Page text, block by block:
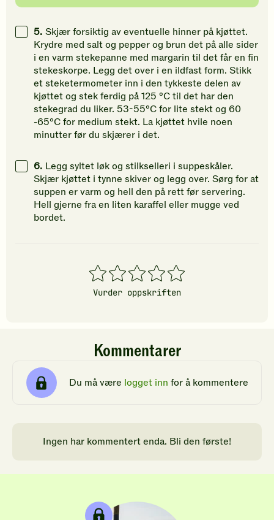
5. Skjær forsiktig av eventuelle hinner på kjøttet.
Krydre med salt og pepper og brun det på alle sider
i en varm stekepanne med margarin til det får en fin
stekeskorpe. Legg det over i en ildfast form. Stikk
et steketermometer inn i den tykkeste delen av
kjøttet og stek ferdig på 125 °C til det har den
stekegrad du liker. 53-55°C for lite stekt og 60
-65°C for medium stekt. La kjøttet hvile noen
minutter før du skjærer i det.
6. Legg syltet løk og stilkselleri i suppeskåler.
Skjær kjøttet i tynne skiver og legg over. Sørg for at
suppen er varm og hell den på rett før servering.
Hell gjerne fra en liten karaffel eller mugge ved
bordet.
1
stjerner
2
stjerner
3
stjerner
4
stjerner
5
stjerner
Vurder oppskriften
Kommentarer
Du må være logget inn for å kommentere
Ingen har kommentert enda. Bli den første!